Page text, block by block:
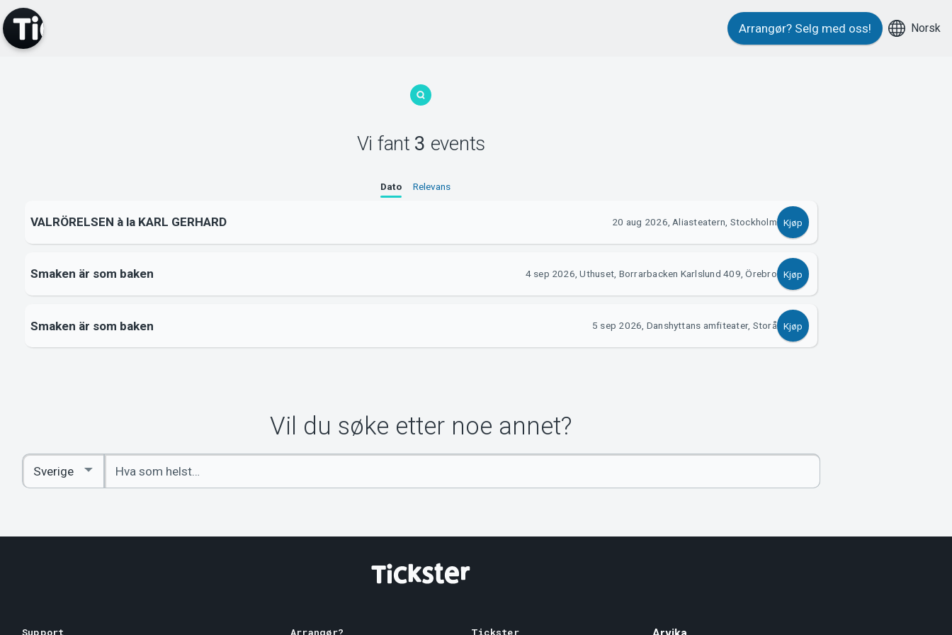
Arrangør? Selg med oss! Norsk
Vi fant 3 events
Dato Relevans
VALRÖRELSEN à la KARL GERHARD 20 aug 2026, Aliasteatern, Stockholm Kjøp
Smaken är som baken 4 sep 2026, Uthuset, Borrarbacken Karlslund 409, Örebro Kjøp
Smaken är som baken 5 sep 2026, Danshyttans amfiteater, Storå Kjøp
Vil du søke etter noe annet?
Angi
nøkkelord
Select
Country
Support Arrangør? Tickster